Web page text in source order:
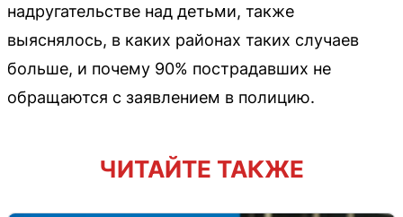
надругательстве над детьми, также
выяснялось, в каких районах таких случаев
больше, и почему 90% пострадавших не
обращаются с заявлением в полицию.
ЧИТАЙТЕ ТАКЖЕ